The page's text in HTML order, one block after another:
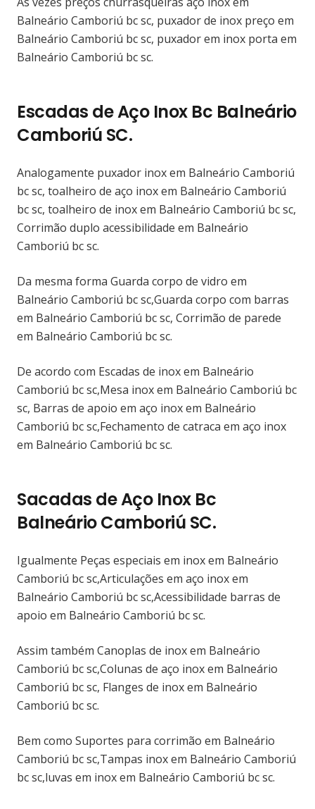
Balneário Camboriú bc sc, puxador de inox preço em
Balneário Camboriú bc sc, puxador em inox porta em
Balneário Camboriú bc sc.
Escadas de Aço Inox Bc Balneário
Camboriú SC.
Analogamente puxador inox em Balneário Camboriú
bc sc, toalheiro de aço inox em Balneário Camboriú
bc sc, toalheiro de inox em Balneário Camboriú bc sc,
Corrimão duplo acessibilidade em Balneário
Camboriú bc sc.
Da mesma forma Guarda corpo de vidro em
Balneário Camboriú bc sc,Guarda corpo com barras
em Balneário Camboriú bc sc, Corrimão de parede
em Balneário Camboriú bc sc.
De acordo com Escadas de inox em Balneário
Camboriú bc sc,Mesa inox em Balneário Camboriú bc
sc, Barras de apoio em aço inox em Balneário
Camboriú bc sc,Fechamento de catraca em aço inox
em Balneário Camboriú bc sc.
Sacadas de Aço Inox Bc
Balneário Camboriú SC.
Igualmente Peças especiais em inox em Balneário
Camboriú bc sc,Articulações em aço inox em
Balneário Camboriú bc sc,Acessibilidade barras de
apoio em Balneário Camboriú bc sc.
Assim também Canoplas de inox em Balneário
Camboriú bc sc,Colunas de aço inox em Balneário
Camboriú bc sc, Flanges de inox em Balneário
Camboriú bc sc.
Bem como Suportes para corrimão em Balneário
Camboriú bc sc,Tampas inox em Balneário Camboriú
bc sc,luvas em inox em Balneário Camboriú bc sc.